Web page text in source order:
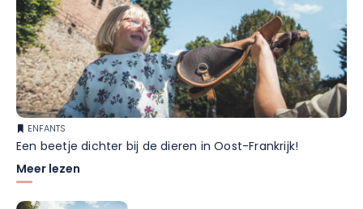
ENFANTS
Een beetje dichter bij de dieren in Oost-Frankrijk!
Meer lezen